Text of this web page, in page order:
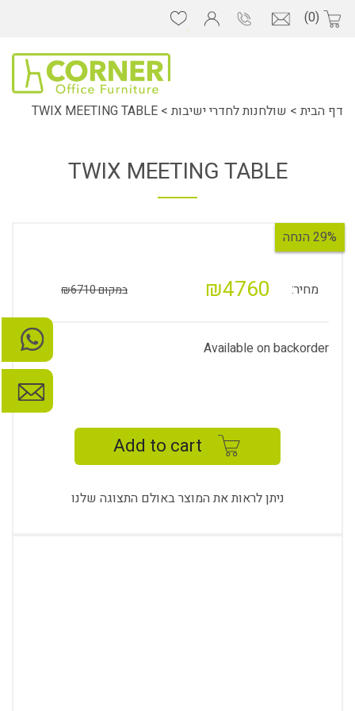
(0)
דף הבית > שולחנות לחדרי ישיבות >
TWIX MEETING TABLE
TWIX MEETING TABLE
29% הנחה
מחיר: ₪4760 במקום ₪6710
Available on backorder
Add to cart
ניתן לראות את המוצר באולם התצוגה שלנו